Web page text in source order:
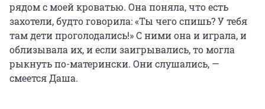
рядом с моей кроватью. Она поняла, что есть
захотели, будто говорила: «Ты чего спишь? У тебя
там дети проголодались!» С ними она и играла, и
облизывала их, и если заигрывались, то могла
рыкнуть по-матерински. Они слушались, —
смеется Даша.